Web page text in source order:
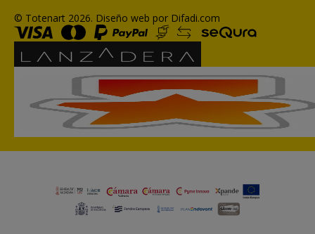
© Totenart 2026. Diseño web por Difadi.com